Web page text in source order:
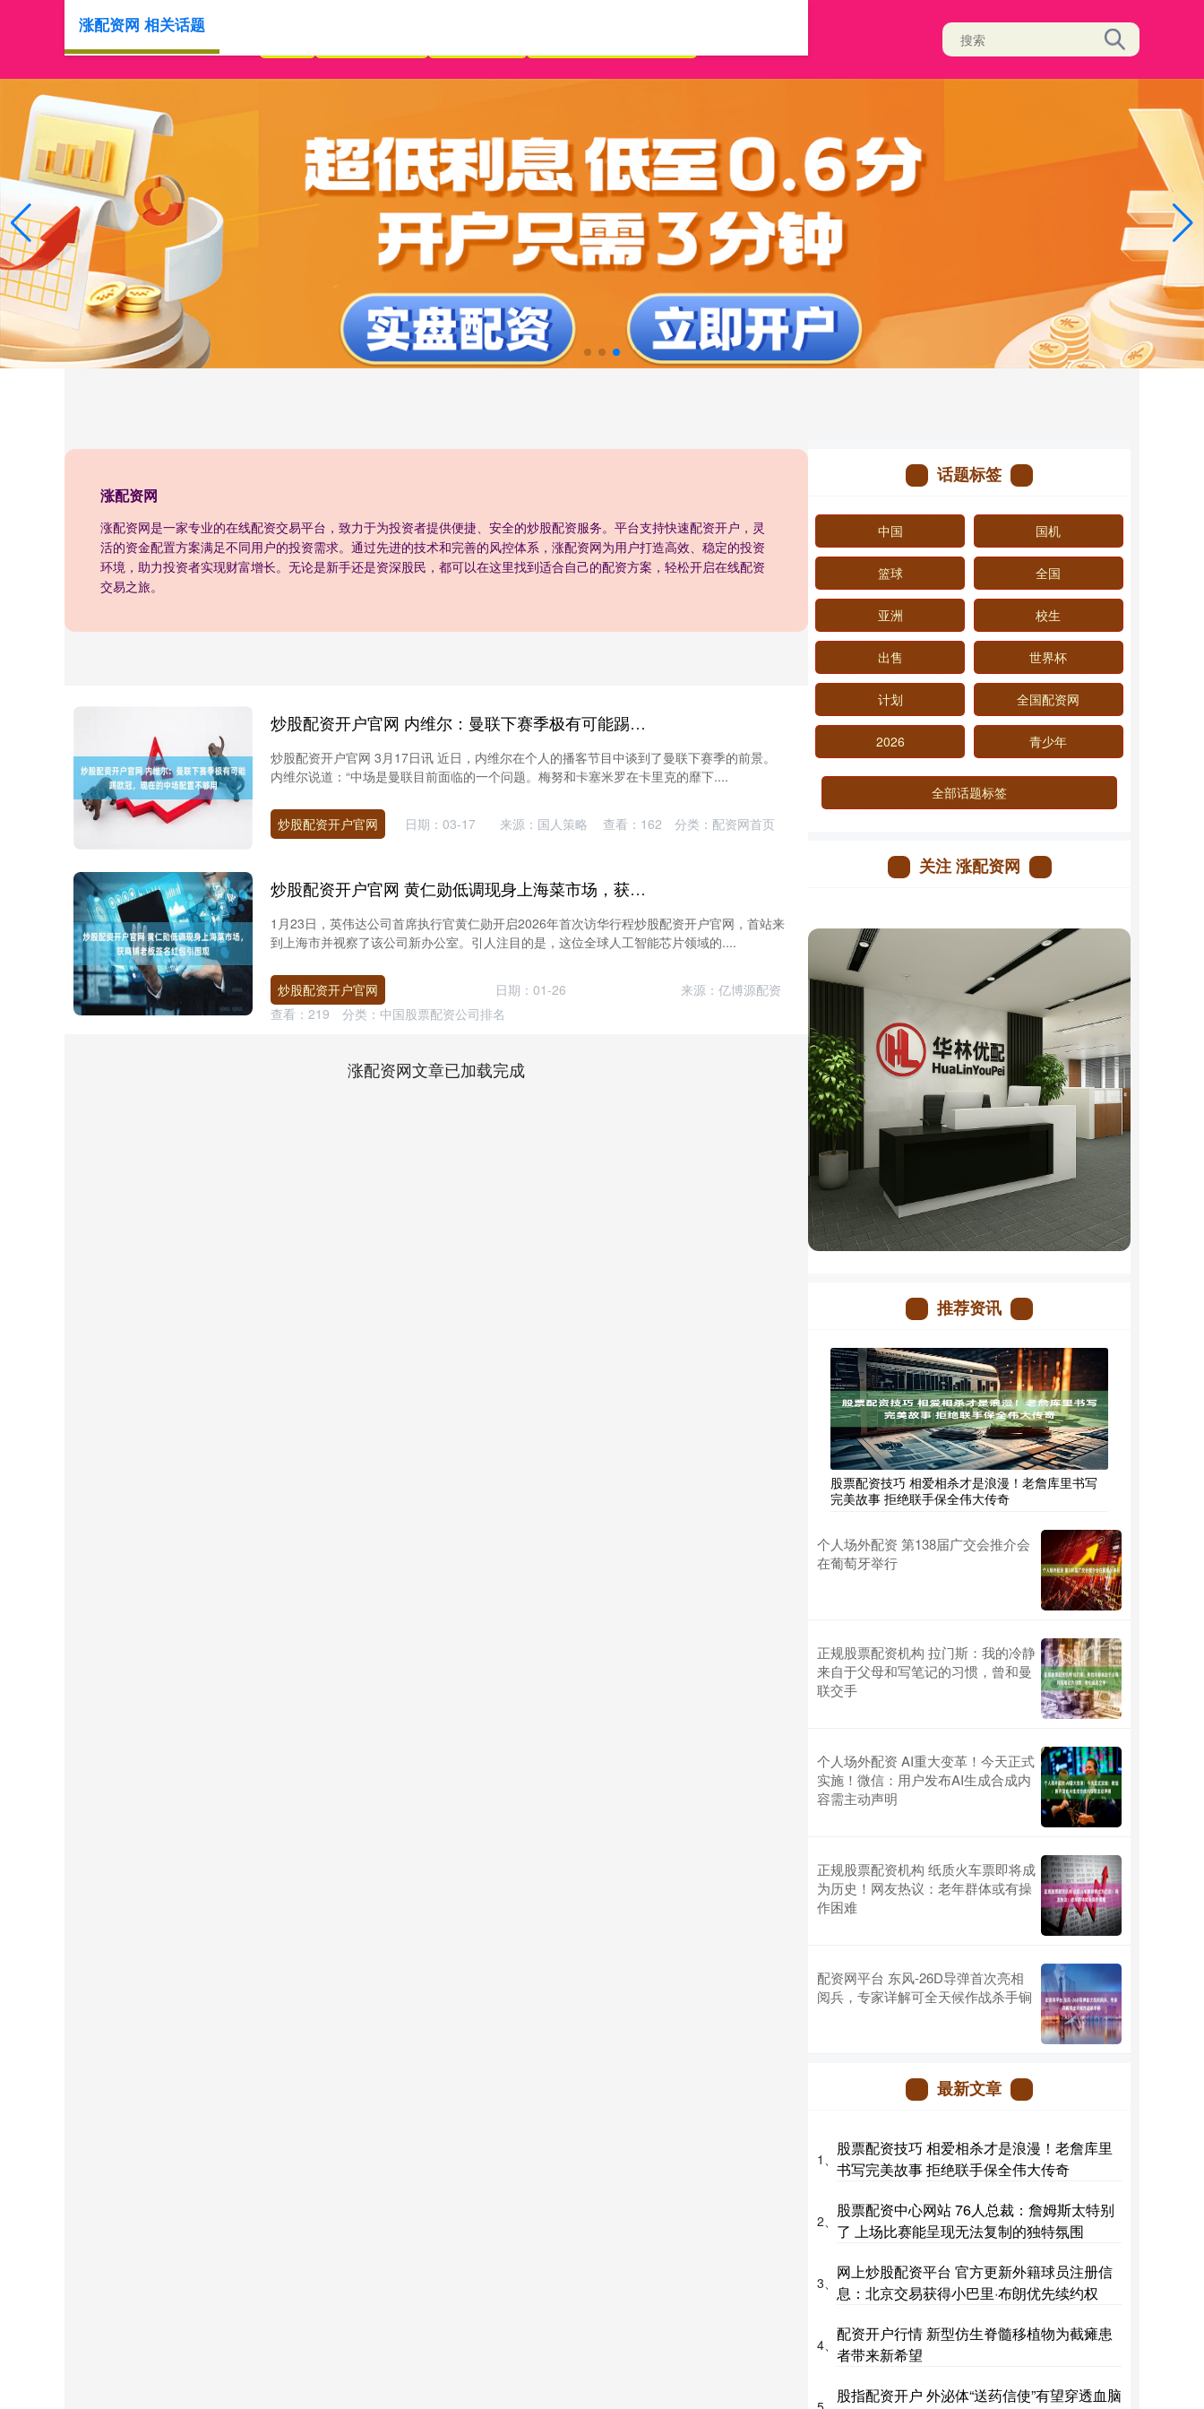
涨配资网
涨配资网是一家专业的在线配资交易平台，致力于为投资者提供便捷、安全的炒股配资服务。平台支持快速配资开户，灵
活的资金配置方案满足不同用户的投资需求。通过先进的技术和完善的风控体系，涨配资网为用户打造高效、稳定的投资
环境，助力投资者实现财富增长。无论是新手还是资深股民，都可以在这里找到适合自己的配资方案，轻松开启在线配资
交易之旅。
涨配资网 相关话题
炒股配资开户官网 内维尔：曼联下赛季极有可能踢欧冠，现在的中场配置不够用
炒股配资开户官网 3月17日讯 近日，内维尔在个人的播客节目中谈到了曼联下赛季的前景。
内维尔说道：“中场是曼联目前面临的一个问题。梅努和卡塞米罗在卡里克的靡下....
炒股配资开户官网 日期：03-17 来源：国人策略 查看： 162 分类： 配资网首页
炒股配资开户官网 黄仁勋低调现身上海菜市场，获商铺老板签名红包引围观
1月23日，英伟达公司首席执行官黄仁勋开启2026年首次访华行程炒股配资开户官网，首站来
到上海市并视察了该公司新办公室。引人注目的是，这位全球人工智能芯片领域的....
炒股配资开户官网 日期：01-26
来源：亿博源配资
查看： 219 分类： 中国股票配资公司排名
涨配资网文章已加载完成
话题标签
中国 国机
篮球 全国
亚洲 校生
出售 世界杯
计划 全国配资网
2026 青少年
全部话题标签
关注 涨配资网
推荐资讯
股票配资技巧 相爱相杀才是浪漫！老詹库里书写
完美故事 拒绝联手保全伟大传奇
个人场外配资 第138届广交会推介会
在葡萄牙举行
正规股票配资机构 拉门斯：我的冷静
来自于父母和写笔记的习惯，曾和曼
联交手
个人场外配资 AI重大变革！今天正式
实施！微信：用户发布AI生成合成内
容需主动声明
正规股票配资机构 纸质火车票即将成
为历史！网友热议：老年群体或有操
作困难
配资网平台 东风-26D导弹首次亮相
阅兵，专家详解可全天候作战杀手锏
最新文章
1、
股票配资技巧 相爱相杀才是浪漫！老詹库里
书写完美故事 拒绝联手保全伟大传奇
2、
股票配资中心网站 76人总裁：詹姆斯太特别
了 上场比赛能呈现无法复制的独特氛围
3、
网上炒股配资平台 官方更新外籍球员注册信
息：北京交易获得小巴里·布朗优先续约权
4、
配资开户行情 新型仿生脊髓移植物为截瘫患
者带来新希望
股指配资开户 外泌体“送药信使”有望穿透血脑